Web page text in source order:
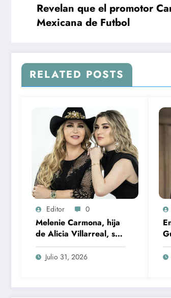
Revelan que el promotor
Mexicana de Futbol
RELATED POSTS
Editor 0
Melenie Carmona, hija
de Alicia Villarreal, se
llena de críticas al
asegurar que no quiere
Julio 31, 2026